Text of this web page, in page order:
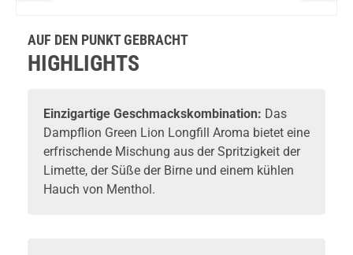
AUF DEN PUNKT GEBRACHT
HIGHLIGHTS
Einzigartige Geschmackskombination: Das
Dampflion Green Lion Longfill Aroma bietet eine
erfrischende Mischung aus der Spritzigkeit der
Limette, der Süße der Birne und einem kühlen
Hauch von Menthol.